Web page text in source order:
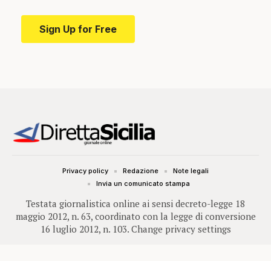
Sign Up for Free
Testata giornalistica online ai sensi decreto-legge 18
maggio 2012, n. 63, coordinato con la legge di conversione
16 luglio 2012, n. 103. Change privacy settings
Privacy policy Redazione
Note legali
Invia un comunicato stampa